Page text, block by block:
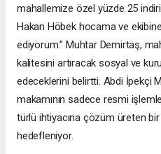
mahallemize özel yüzde 25
Hakan Höbek hocama ve
ediyorum.” Muhtar Demirtaş,
kalitesini artıracak sosyal ve
edeceklerini belirtti. Abdi İpekçi
makamının sadece resmi
türlü ihtiyacına çözüm üreten
hedefleniyor.